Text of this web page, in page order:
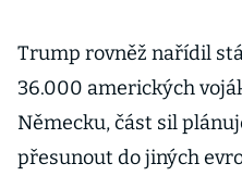
Trump rovněž nařídil
36.000 amerických
Německu, část sil
přesunout do jiných